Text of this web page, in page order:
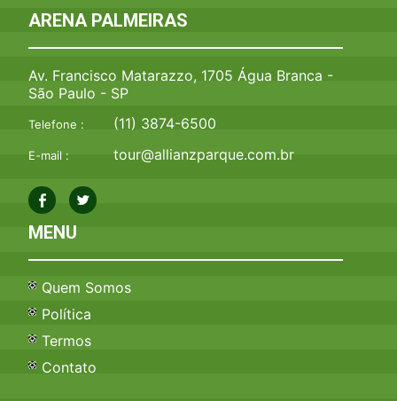
ARENA PALMEIRAS
Av. Francisco Matarazzo, 1705 Água Branca -
São Paulo - SP
Telefone : (11) 3874-6500
E-mail : tour@allianzparque.com.br
MENU
Quem Somos
Política
Termos
Contato